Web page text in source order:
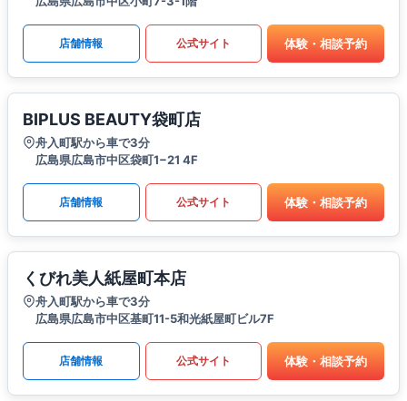
店舗情報 公式サイト 体験・相談予約
BIPLUS BEAUTY袋町店
舟入町駅から車で3分
広島県広島市中区袋町1−21 4F
店舗情報 公式サイト 体験・相談予約
くびれ美人紙屋町本店
舟入町駅から車で3分
広島県広島市中区基町11-5和光紙屋町ビル7F
店舗情報 公式サイト 体験・相談予約